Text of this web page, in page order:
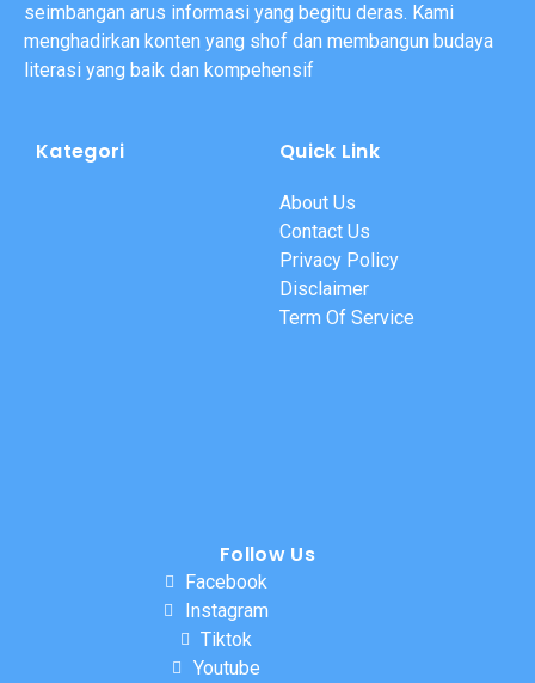
seimbangan arus informasi yang begitu deras. Kami
menghadirkan konten yang shof dan membangun budaya
literasi yang baik dan kompehensif
Kategori Quick Link
About Us
Contact Us
Privacy Policy
Disclaimer
Term Of Service
Follow Us
Facebook
Instagram
Tiktok
Youtube